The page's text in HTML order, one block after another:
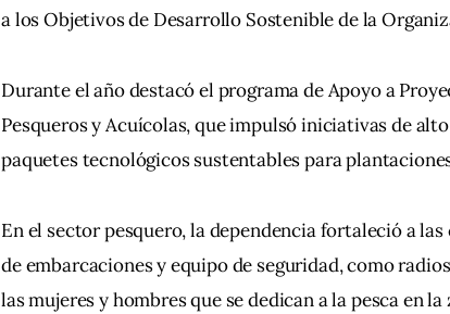
a los Objetivos de Desarrollo Sostenible de la
Durante el año destacó el programa de Apoyo a
Pesqueros y Acuícolas, que impulsó iniciativas de
paquetes tecnológicos sustentables para
En el sector pesquero, la dependencia fortaleció a
de embarcaciones y equipo de seguridad, como
las mujeres y hombres que se dedican a la pesca en la